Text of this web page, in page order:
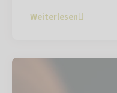
Weiterlesen